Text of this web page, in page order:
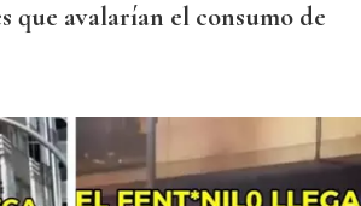
que avalarían el consumo de